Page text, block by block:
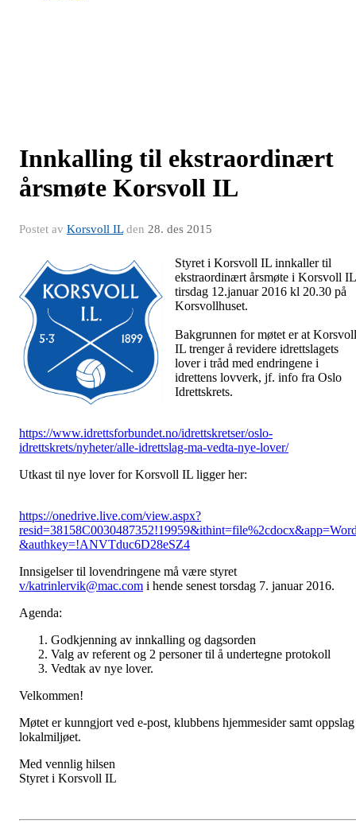
Innkalling til ekstraordinært
årsmøte Korsvoll IL
Postet av Korsvoll ILden 28. des 2015
Styret i Korsvoll IL innkaller til
ekstraordinært årsmøte i Korsvoll IL
tirsdag 12.januar 2016 kl 20.30 på
Korsvollhuset.
Bakgrunnen for møtet er at Korsvoll
IL trenger å revidere idrettslagets
lover i tråd med endringene i
idrettens lovverk, jf. info fra Oslo
Idrettskrets.
https://www.idrettsforbundet.no/idrettskretser/oslo-
idrettskrets/nyheter/alle-idrettslag-ma-vedta-nye-lover/
Utkast til nye lover for Korsvoll IL ligger her:
https://onedrive.live.com/view.aspx?
&authkey=!ANVTduc6D28eSZ4
Innsigelser til lovendringene må være styret
v/katrinlervik@mac.com i hende senest torsdag 7. januar 2016.
Agenda:
Godkjenning av innkalling og dagsorden
Valg av referent og 2 personer til å undertegne protokoll
Vedtak av nye lover.
Velkommen!
Møtet er kunngjort ved e-post, klubbens hjemmesider samt
lokalmiljøet.
Med vennlig hilsen
Styret i Korsvoll IL